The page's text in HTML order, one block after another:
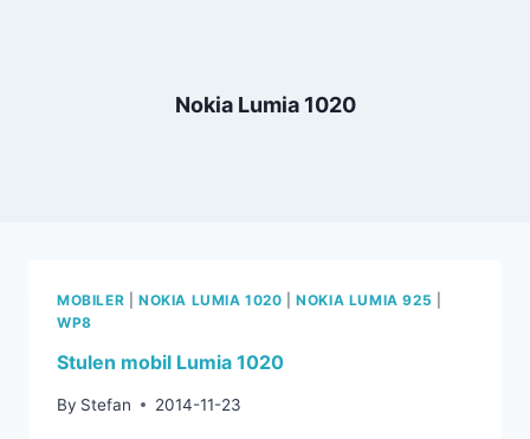
Nokia Lumia 1020
MOBILER NOKIA LUMIA 1020 |NOKIA LUMIA 925
WP8
Stulen mobil Lumia 1020
By Stefan 2014-11-23